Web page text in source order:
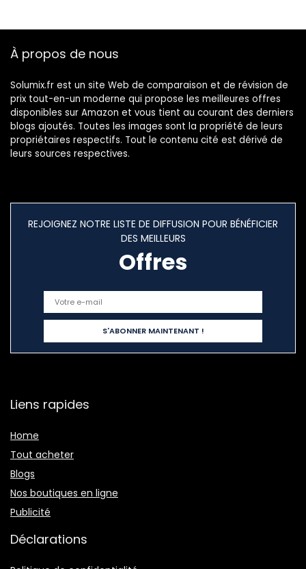
réparation,pour
À propos de nous
Solumix.fr est un site Web de comparaison et de révision de
prix tout-en-un moderne qui propose les meilleures offres
disponibles sur Amazon et vous tient au courant des derniers
blogs ajoutés. Toutes les images sont la propriété de leurs
propriétaires respectifs. Tout le contenu cité est dérivé de
leurs sources respectives.
REJOIGNEZ NOTRE LISTE DE DIFFUSION POUR BÉNÉFICIER
DES MEILLEURS
Offres
Liens rapides
Home
Tout acheter
Blogs
Nos boutiques en ligne
Publicité
Déclarations